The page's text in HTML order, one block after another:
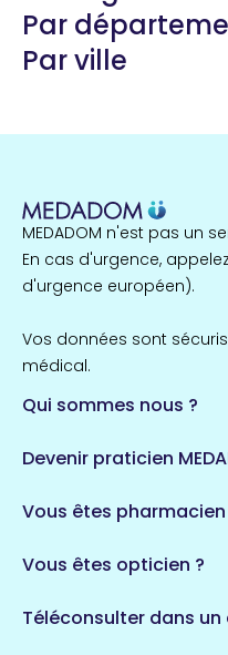
Île-
857
124
720
Par
Par ville
1
1
MEDADOM n'est pas un
En cas d'urgence,
d'urgence européen).
Vos données sont
médical.
Qui sommes nous ?
Devenir praticien
Vous êtes pharmacien
Vous êtes opticien ?
Téléconsulter dans